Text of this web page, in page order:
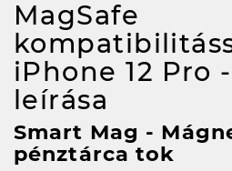
MagSafe
iPhone 12 Pro
leírása
Smart Mag -
pénztárca tok